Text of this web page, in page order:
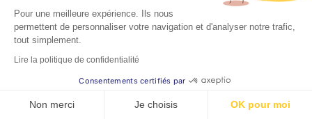
Pour une meilleure expérience. Ils nous
permettent de personnaliser votre navigation et d'analyser notre trafic,
tout simplement.
Lire la politique de confidentialité
Consentements certifiés par
Non merci Je choisis OK pour moi